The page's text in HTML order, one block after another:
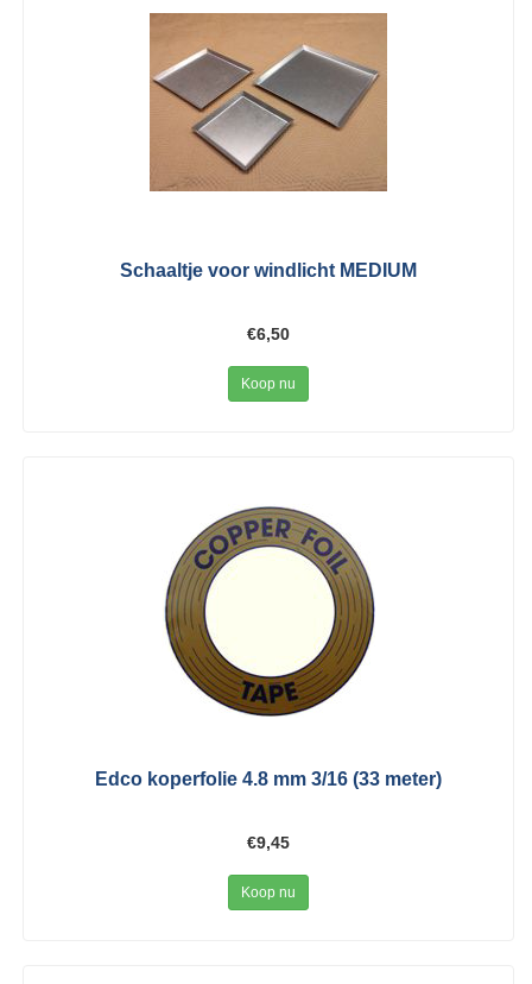
Schaaltje voor windlicht MEDIUM
€6,50
Koop nu
Edco koperfolie 4.8 mm 3/16 (33 meter)
€9,45
Koop nu